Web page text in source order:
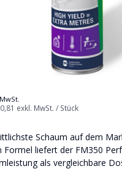
exkl. MwSt. / Stück
Schaum auf dem
Formel liefert der FM350
als vergleichbare